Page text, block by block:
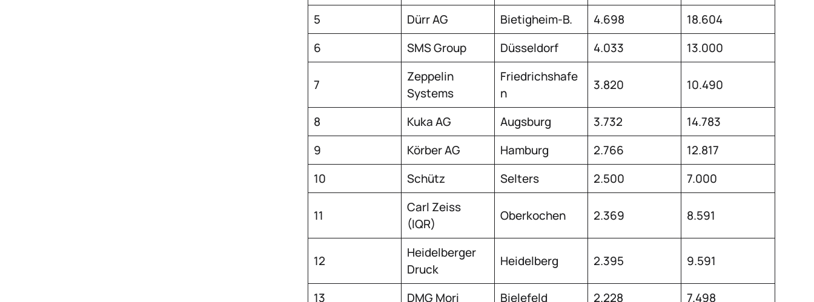
5
Dürr AG Bietigheim-B. 4.698
18.604
6
SMS Group Düsseldorf 4.033 13.000
7
Zeppelin
Systems
Friedrichshafe
n
3.820 10.490
8 Kuka AG Augsburg 3.732
14.783
9
Körber AG Hamburg 2.766
12.817
10
Schütz Selters 2.500 7.000
11
Carl Zeiss
(IQR)
Oberkochen 2.369 8.591
12
Heidelberger
Druck
Heidelberg 2.395 9.591
13 DMG Mori Bielefeld 2.228 7.498